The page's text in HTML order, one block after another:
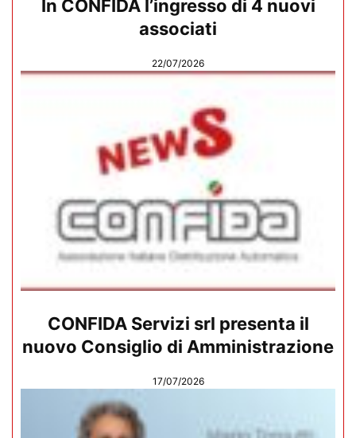
In CONFIDA l’ingresso di 4 nuovi
associati
22/07/2026
CONFIDA Servizi srl presenta il
nuovo Consiglio di Amministrazione
17/07/2026